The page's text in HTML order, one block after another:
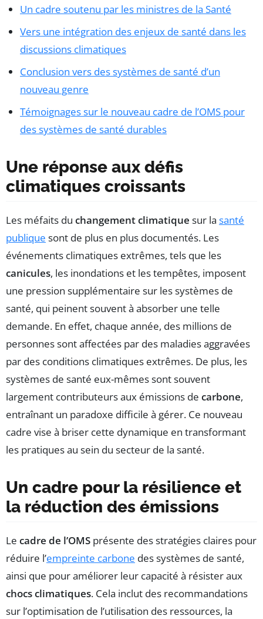
Un cadre soutenu par les ministres de la Santé
Vers une intégration des enjeux de santé dans les
discussions climatiques
Conclusion vers des systèmes de santé d’un
nouveau genre
Témoignages sur le nouveau cadre de l’OMS pour
des systèmes de santé durables
Une réponse aux défis
climatiques croissants
Les méfaits du changement climatique sur la santé
publique sont de plus en plus documentés. Les
événements climatiques extrêmes, tels que les
canicules, les inondations et les tempêtes, imposent
une pression supplémentaire sur les systèmes de
santé, qui peinent souvent à absorber une telle
demande. En effet, chaque année, des millions de
personnes sont affectées par des maladies aggravées
par des conditions climatiques extrêmes. De plus, les
systèmes de santé eux-mêmes sont souvent
largement contributeurs aux émissions de carbone,
entraînant un paradoxe difficile à gérer. Ce nouveau
cadre vise à briser cette dynamique en transformant
les pratiques au sein du secteur de la santé.
Un cadre pour la résilience et
la réduction des émissions
Le cadre de l’OMS présente des stratégies claires pour
réduire l’empreinte carbone des systèmes de santé,
ainsi que pour améliorer leur capacité à résister aux
chocs climatiques. Cela inclut des recommandations
sur l’optimisation de l’utilisation des ressources, la